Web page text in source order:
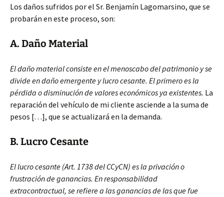
Los daños sufridos por el Sr. Benjamín Lagomarsino, que se
probarán en este proceso, son:
A. Daño Material
El daño material consiste en el menoscabo del patrimonio y se
divide en daño emergente y lucro cesante. El primero es la
pérdida o disminución de valores económicos ya existentes. La
reparación del vehículo de mi cliente asciende a la suma de
pesos […], que se actualizará en la demanda.
B. Lucro Cesante
El lucro cesante (Art. 1738 del CCyCN) es la privación o
frustración de ganancias. En responsabilidad
extracontractual, se refiere a las ganancias de las que fue